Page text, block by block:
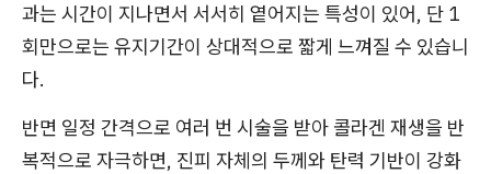
과는 시간이 지나면서 서서히 옅어지는 특성이 있어, 단 1
회만으로는 유지기간이 상대적으로 짧게 느껴질 수 있습니
다.
반면 일정 간격으로 여러 번 시술을 받아 콜라겐 재생을 반
복적으로 자극하면, 진피 자체의 두께와 탄력 기반이 강화